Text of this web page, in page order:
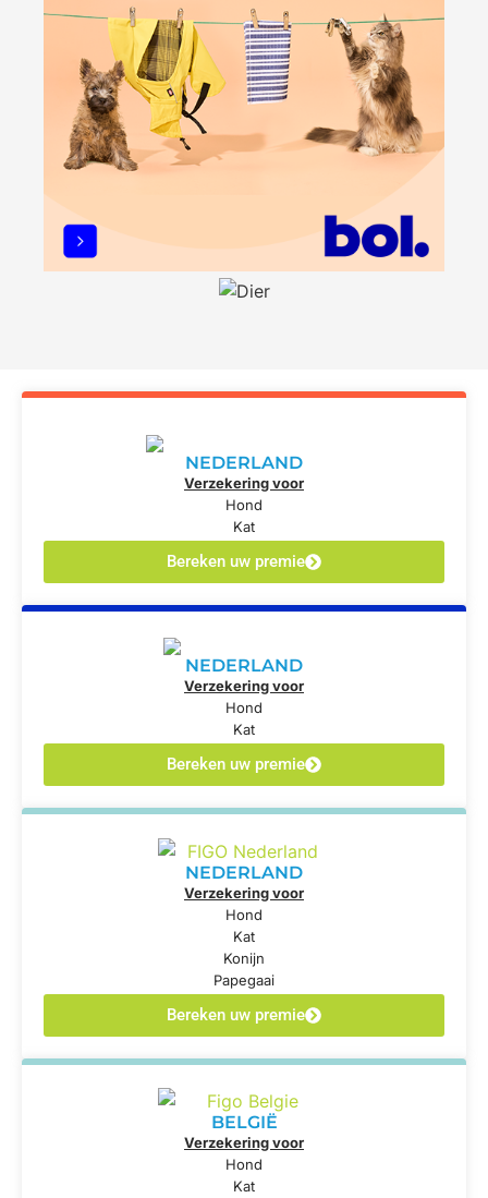
NEDERLAND
Verzekering voor
Hond
Kat
Bereken uw premie
NEDERLAND
Verzekering voor
Hond
Kat
Bereken uw premie
NEDERLAND
Verzekering voor
Hond
Kat
Konijn
Papegaai
Bereken uw premie
BELGIË
Verzekering voor
Hond
Kat